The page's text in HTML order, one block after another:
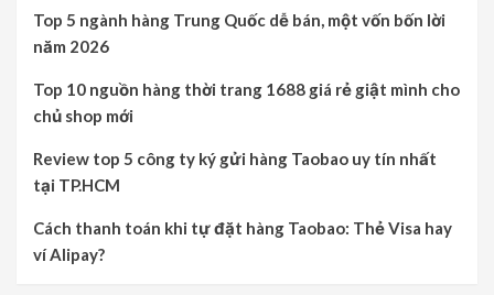
Top 5 ngành hàng Trung Quốc dễ bán, một vốn bốn lời
năm 2026
Top 10 nguồn hàng thời trang 1688 giá rẻ giật mình cho
chủ shop mới
Review top 5 công ty ký gửi hàng Taobao uy tín nhất
tại TP.HCM
Cách thanh toán khi tự đặt hàng Taobao: Thẻ Visa hay
ví Alipay?